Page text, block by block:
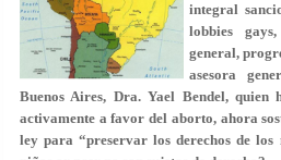
integral
lobbies
general,
asesora
Buenos Aires, Dra. Yael Bendel, quien
activamente a favor del aborto, ahora
ley para “preservar los derechos de